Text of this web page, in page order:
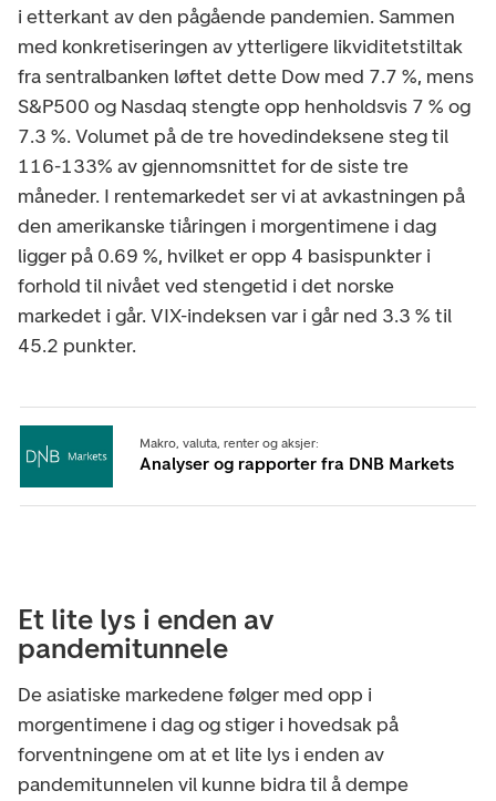
i etterkant av den pågående pandemien. Sammen
med konkretiseringen av ytterligere likviditetstiltak
fra sentralbanken løftet dette Dow med 7.7 %, mens
S&P500 og Nasdaq stengte opp henholdsvis 7 % og
7.3 %. Volumet på de tre hovedindeksene steg til
116-133% av gjennomsnittet for de siste tre
måneder. I rentemarkedet ser vi at avkastningen på
den amerikanske tiåringen i morgentimene i dag
ligger på 0.69 %, hvilket er opp 4 basispunkter i
forhold til nivået ved stengetid i det norske
markedet i går. VIX-indeksen var i går ned 3.3 % til
45.2 punkter.
Makro, valuta, renter og aksjer:
Analyser og rapporter fra DNB Markets
Et lite lys i enden av
pandemitunnele
De asiatiske markedene følger med opp i
morgentimene i dag og stiger i hovedsak på
forventningene om at et lite lys i enden av
pandemitunnelen vil kunne bidra til å dempe